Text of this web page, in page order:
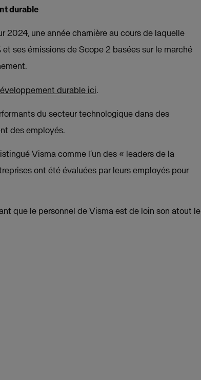
durable
une année charnière au cours de laquelle
et ses émissions de Scope 2 basées sur le marché
durable ici.
du secteur technologique dans des
des employés.
Visma comme l’un des « leaders de la
ont été évaluées par leurs employés pour
que le personnel de Visma est de loin son atout le